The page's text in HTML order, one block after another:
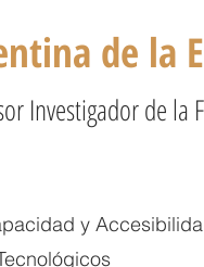
de la
Investigador de la
y